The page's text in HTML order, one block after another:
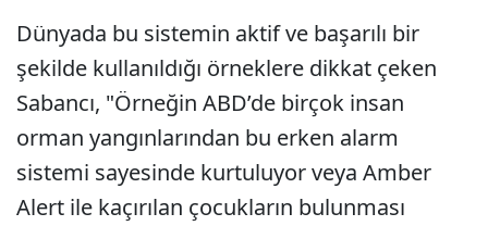
Dünyada bu sistemin aktif ve başarılı bir
şekilde kullanıldığı örneklere dikkat çeken
Sabancı, "Örneğin ABD’de birçok insan
orman yangınlarından bu erken alarm
sistemi sayesinde kurtuluyor veya Amber
Alert ile kaçırılan çocukların bulunması